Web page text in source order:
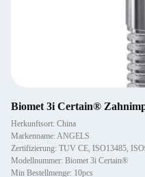
Biomet 3i Certain®
Herkunftsort: China
Markenname: ANGELS
Zertifizierung: TUV CE, ISO13485,
Modellnummer: Biomet 3i Certain®
Min Bestellmenge: 10pcs